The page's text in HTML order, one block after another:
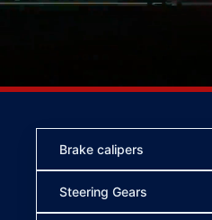
Brake calipers
Steering Gears